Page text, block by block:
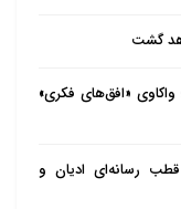
گشت
«افق‌های فکری»
قطب رسانه‌ای ادیان و